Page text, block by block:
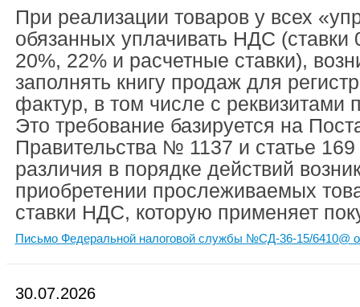
При реализации товаров у всех
обязанных уплачивать НДС (ставки
20%, 22% и расчетные ставки),
заполнять книгу продаж для
фактур, в том числе с реквизитами
Это требование базируется на
Правительства № 1137 и статье
различия в порядке действий
приобретении прослеживаемых
ставки НДС, которую применяет
Письмо Федеральной налоговой службы №СД-36-15/6410@
30.07.2026